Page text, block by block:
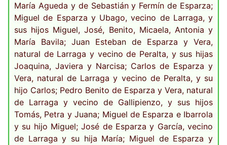
María Agueda y de Sebastián y Fermín de Esparza;
Miguel de Esparza y Ubago, vecino de Larraga, y
sus hijos Miguel, José, Benito, Micaela, Antonia y
María Bavila; Juan Esteban de Esparza y Vera,
natural de Larraga y vecino de Peralta, y sus hijas
Joaquina, Javiera y Narcisa; Carlos de Esparza y
Vera, natural de Larraga y vecino de Peralta, y su
hijo Carlos; Pedro Benito de Esparza y Vera, natural
de Larraga y vecino de Gallipienzo, y sus hijos
Tomás, Petra y Juana; Miguel de Esparza e Ibarrola
y su hijo Miguel; José de Esparza y García, vecino
de Larraga y su hija María; Miguel de Esparza y